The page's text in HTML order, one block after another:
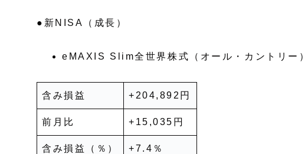
●新NISA（成長）
eMAXIS Slim全世界株式（オール・カントリー）
含み損益 +204,892円
前月比 +15,035円
含み損益（％） +7.4％